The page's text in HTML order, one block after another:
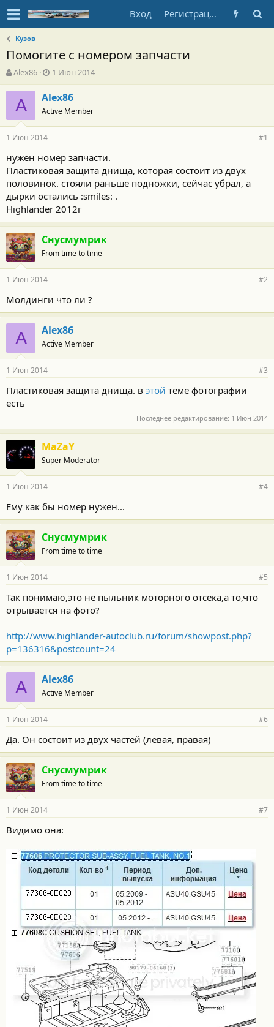
Вход Регистрация
Кузов
Помогите с номером запчасти
А
в
т
о
т
е
м
ы
Alex86
Д
а
т
а
н
а
а
л
а
1 Июн 2014
A Alex86
Active Member
1 Июн 2014 #1
нужен номер запчасти.
Пластиковая защита днища, которая состоит из двух
половинок. стояли раньше подножки, сейчас убрал, а
дырки остались :smiles: .
Highlander 2012г
Снусмумрик
From time to time
1 Июн 2014 #2
Молдинги что ли ?
A Alex86
Active Member
1 Июн 2014 #3
Пластиковая защита днища. в этой теме фотографии
есть
Последнее редактирование: 1 Июн 2014
MaZaY
Super Moderator
1 Июн 2014 #4
Ему как бы номер нужен...
Снусмумрик
From time to time
1 Июн 2014 #5
Так понимаю,это не пыльник моторного отсека,а то,что
отрывается на фото?
http://www.highlander-autoclub.ru/forum/showpost.php?
p=136316&postcount=24
A Alex86
Active Member
1 Июн 2014 #6
Да. Он состоит из двух частей (левая, правая)
Снусмумрик
From time to time
1 Июн 2014 #7
Видимо она: